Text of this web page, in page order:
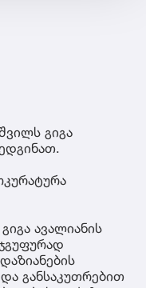
გიგა
ავალიანის
და განსაკუთრებით